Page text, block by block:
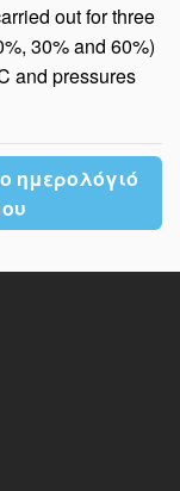
out for three
30% and 60%)
and pressures
ημερολόγιό